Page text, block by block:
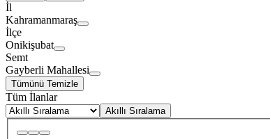
İl
Kahramanmaraş
İlçe
Onikişubat
Semt
Gayberli Mahallesi
Tümünü Temizle
Tüm İlanlar
Akıllı Sıralama